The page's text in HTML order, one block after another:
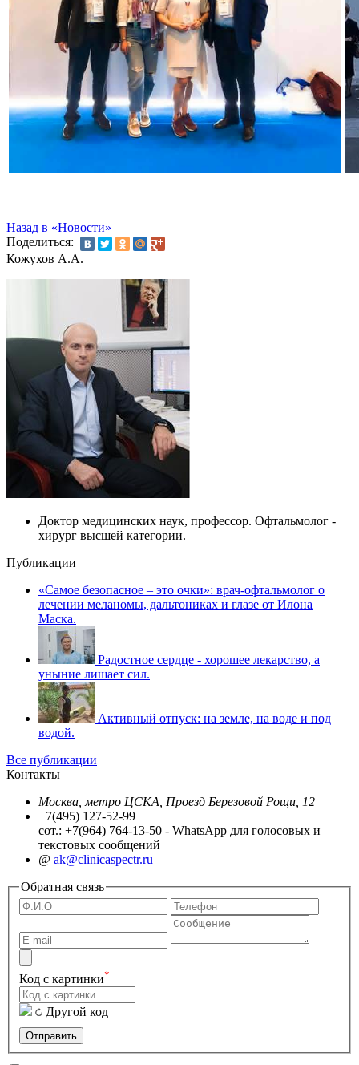
Назад в «Новости»
Поделиться:
Кожухов А.А.
Доктор медицинских наук, профессор. Офтальмолог -
хирург высшей категории.
Публикации
«Самое безопасное – это очки»: врач-офтальмолог о
лечении меланомы, дальтониках и глазе от Илона
Маска.
Радостное сердце - хорошее лекарство, а
уныние лишает сил.
Активный отпуск: на земле, на воде и под
водой.
Все публикации
Контакты
Москва, метро ЦСКА, Проезд Березовой Рощи, 12
+7(495) 127-52-99
сот.: +7(964) 764-13-50 - WhatsApp для голосовых и
текстовых сообщений
@ ak@clinicaspectr.ru
Обратная связь
Код с картинки*
Другой код
Отправить